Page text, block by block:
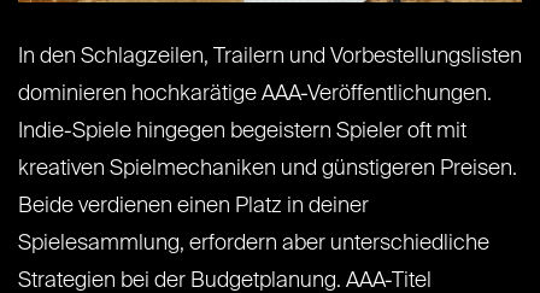
In den Schlagzeilen, Trailern und Vorbestellungslisten
dominieren hochkarätige AAA-Veröffentlichungen.
Indie-Spiele hingegen begeistern Spieler oft mit
kreativen Spielmechaniken und günstigeren Preisen.
Beide verdienen einen Platz in deiner
Spielesammlung, erfordern aber unterschiedliche
Strategien bei der Budgetplanung. AAA-Titel